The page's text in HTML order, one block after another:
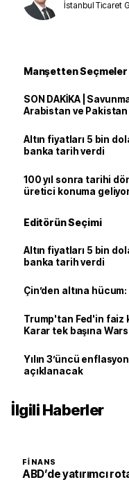
İstanbul Ticaret
Manşetten Seçmeler
SON DAKİKA |
Arabistan ve Pakistan
Altın fiyatları 5 bin
banka tarih verdi
100 yıl sonra tarihi
üretici konuma
Editörün Seçimi
Altın fiyatları 5 bin
banka tarih verdi
Çin’den altına
Trump'tan Fed'in faiz
Karar tek başına
Yılın 3’üncü
açıklanacak
İlgili Haberler
FINANS
ABD’de yatırımcı